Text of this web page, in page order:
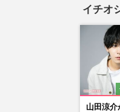
イチオ
山田涼介